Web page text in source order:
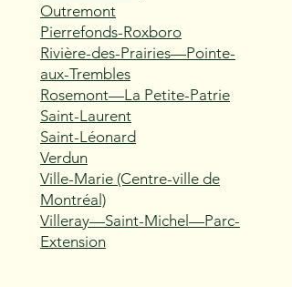
Outremont
Pierrefonds-Roxboro
Rivière-des-Prairies—Pointe-
aux-Trembles
Rosemont—La Petite-Patrie
Saint-Laurent
Saint-Léonard
Verdun
Ville-Marie (Centre-ville de
Montréal)
Villeray—Saint-Michel—Parc-
Extension